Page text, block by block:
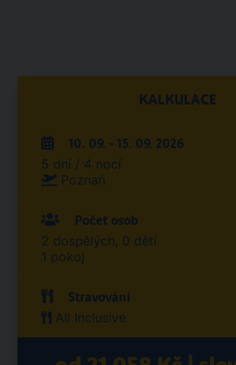
KALKULACE
10. 09. - 15. 09. 2026
5 dní / 4 nocí
Poznań
Počet osob
2 dospělých, 0 dětí
1 pokoj
Stravování
All Inclusive